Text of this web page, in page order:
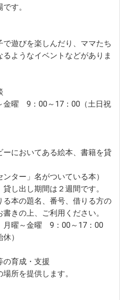
す。
遊びを楽しんだり、ママたち
ようなイベントなどがありま
曜 9：00～17：00（土日祝
においてある絵本、書籍を貸
ー」名がついている本）
し出し期間は２週間です。
本の題名、番号、借りる方の
きの上、ご利用ください。
曜～金曜 9：00～17：00
）
育成・支援
所を提供します。